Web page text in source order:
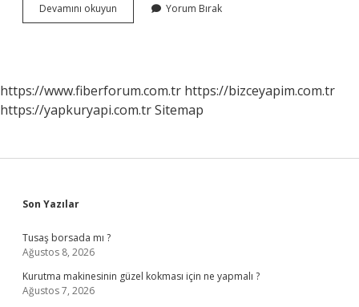
Devamını okuyun Outlookta
Gelen
Yorum Bırak
https://www.fiberforum.com.tr https://bizceyapim.com.tr
https://yapkuryapi.com.trSitemap
Sidebar
Son Yazılar
Tusaş borsada mı ?
Ağustos 8, 2026
Kurutma makinesinin güzel kokması için ne yapmalı ?
Ağustos 7, 2026